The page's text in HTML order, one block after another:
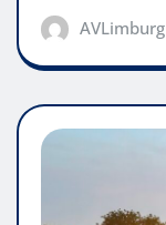
AVLimburg